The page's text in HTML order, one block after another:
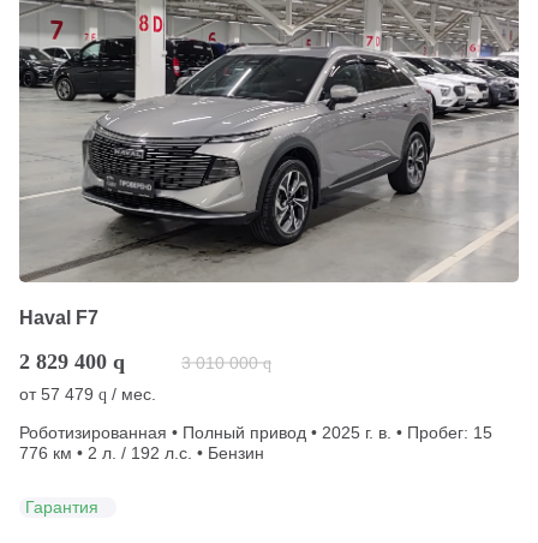
Haval F7
2 829 400 q 3 010 000 q
от57 479 q / мес.
Роботизированная • Полный привод • 2025 г. в. • Пробег: 15
776 км • 2 л. / 192 л.с. • Бензин
Гарантия